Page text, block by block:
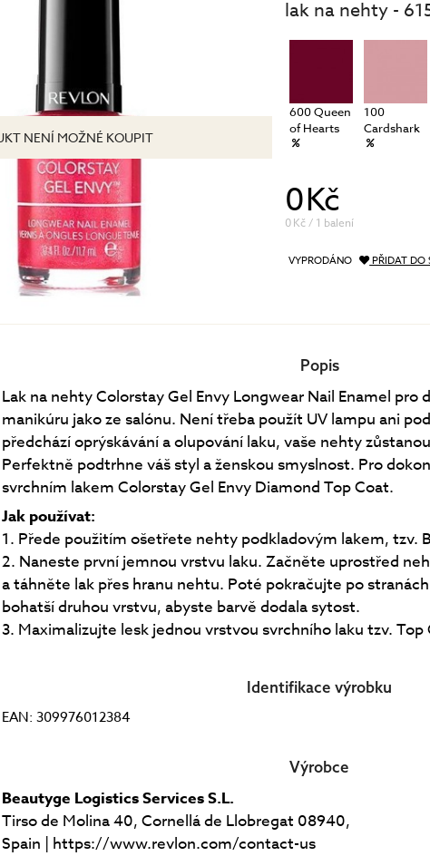
péče o řasy
lak na nehty -
NENÍ MOŽNÉ KOUPIT
600 Queen
of Hearts
100
Cardshark
0 Kč
0 Kč / 1 balení
VYPRODÁNO PŘIDAT DO
Popis
Lak na nehty Colorstay Gel Envy Longwear Nail Enamel
manikúru jako ze salónu. Není třeba použít UV lampu ani
předchází oprýskávání a olupování laku, vaše nehty
Perfektně podtrhne váš styl a ženskou smyslnost. Pro
svrchním lakem Colorstay Gel Envy Diamond Top Coat.
Jak používat:
1. Přede použitím ošetřete nehty podkladovým lakem, tzv.
2. Naneste první jemnou vrstvu laku. Začněte uprostřed
a táhněte lak přes hranu nehtu. Poté pokračujte po
bohatší druhou vrstvu, abyste barvě dodala sytost.
3. Maximalizujte lesk jednou vrstvou svrchního laku tzv. Top
Identifikace výrobku
EAN: 309976012384
Výrobce
Beautyge Logistics Services S.L.
Tirso de Molina 40, Cornellá de Llobregat 08940,
Spain | https://www.revlon.com/contact-us